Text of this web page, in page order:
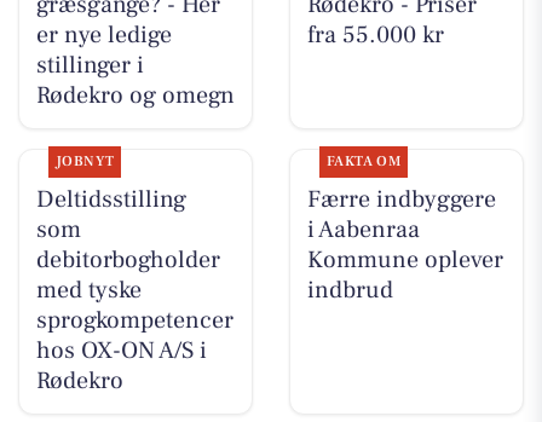
er nye ledige
stillinger i
Rødekro og omegn
fra 55.000 kr
JOBNYT
Deltidsstilling
som
debitorbogholder
med tyske
sprogkompetencer
hos OX-ON A/S i
Rødekro
FAKTA OM
Færre indbyggere
i Aabenraa
Kommune oplever
indbrud